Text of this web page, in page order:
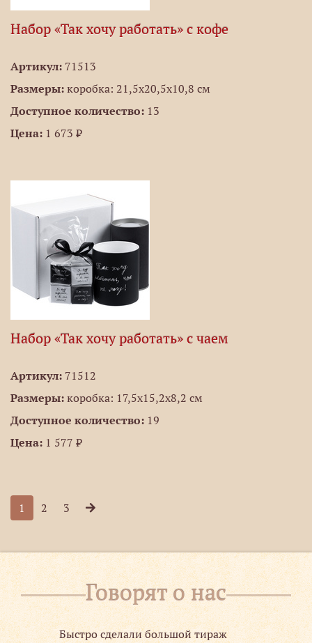
Набор «Так хочу работать» с кофе
Артикул: 71513
Размеры: коробка: 21,5х20,5х10,8 см
Доступное количество: 13
Цена: 1 673 ₽
Набор «Так хочу работать» с чаем
Артикул: 71512
Размеры: коробка: 17,5х15,2х8,2 см
Доступное количество: 19
Цена: 1 577 ₽
1 2 3
Говорят о нас
Быстро сделали большой тираж